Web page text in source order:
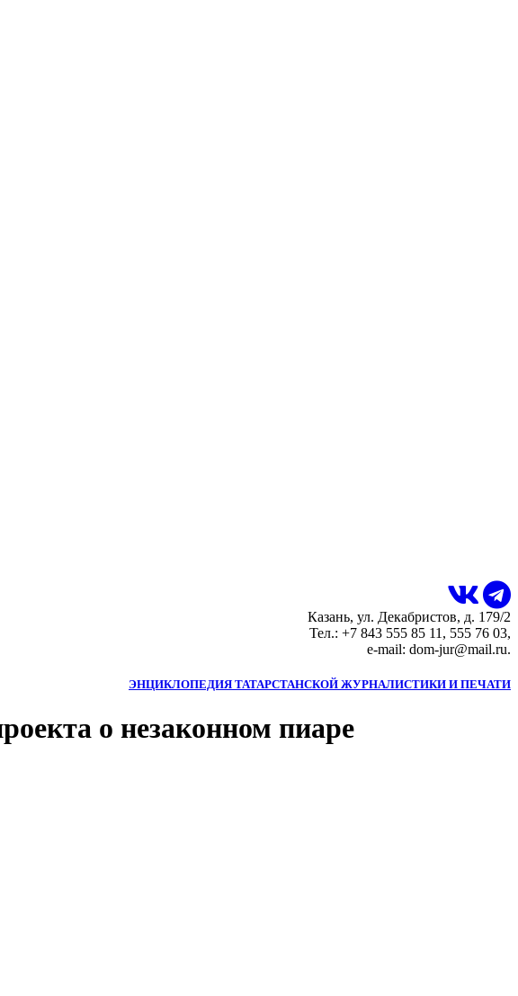
Казань, ул. Декабристов, д. 179/2
Тел.: +7 843 555 85 11, 555 76 03,
e-mail: dom-jur@mail.ru.
ЭНЦИКЛОПЕДИЯ ТАТАРСТАНСКОЙ ЖУРНАЛИСТИКИ И ПЕЧАТИ
о незаконном пиаре